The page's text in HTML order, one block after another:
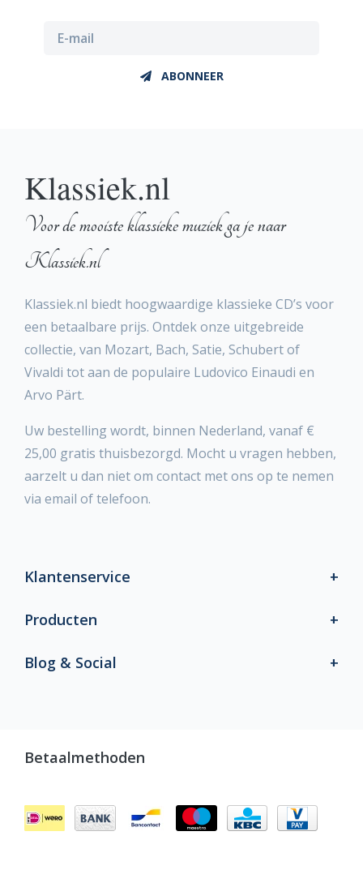
ABONNEER
Klassiek.nl
Voor de mooiste klassieke muziek ga je naar
Klassiek.nl
Klassiek.nl biedt hoogwaardige klassieke CD’s voor
een betaalbare prijs. Ontdek onze uitgebreide
collectie, van Mozart, Bach, Satie, Schubert of
Vivaldi tot aan de populaire Ludovico Einaudi en
Arvo Pärt.
Uw bestelling wordt, binnen Nederland, vanaf €
25,00 gratis thuisbezorgd. Mocht u vragen hebben,
aarzelt u dan niet om contact met ons op te nemen
via email of telefoon.
Klantenservice
Producten
Blog & Social
Betaalmethoden